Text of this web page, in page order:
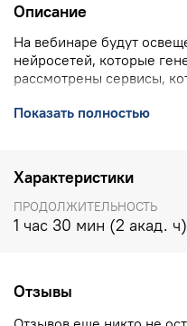
Описание
На вебинаре будут
нейросетей, которые
рассмотрены сервисы,
понятными для учеников,
учеников, учитывая их
ПОДРОБНО О ВЕБИНАРЕ
КОНТАКТЫ УЧЕБНОГО
Показать полностью
Характеристики
ПРОДОЛЖИТЕЛЬНОСТЬ
1 час 30 мин (2 акад. ч)
Отзывы